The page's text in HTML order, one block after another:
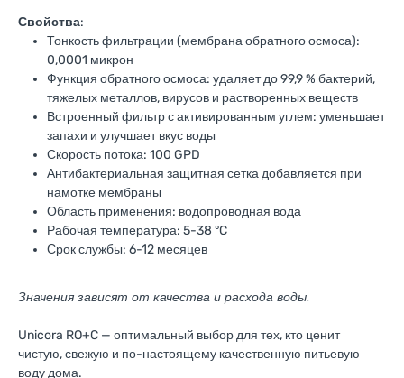
Свойства:
Тонкость фильтрации (мембрана обратного осмоса):
0,0001 микрон
Функция обратного осмоса: удаляет до 99,9 % бактерий,
тяжелых металлов, вирусов и растворенных веществ
Встроенный фильтр с активированным углем: уменьшает
запахи и улучшает вкус воды
Скорость потока: 100 GPD
Антибактериальная защитная сетка добавляется при
намотке мембраны
Область применения: водопроводная вода
Рабочая температура: 5-38 °C
Срок службы: 6-12 месяцев
Значения зависят от качества и расхода воды.
Unicora RO+C — оптимальный выбор для тех, кто ценит
чистую, свежую и по-настоящему качественную питьевую
воду дома.